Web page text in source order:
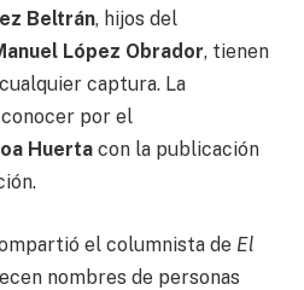
Beltrán, hijos del
López Obrador, tienen
captura. La
por el
Huerta con la publicación
el columnista de El
nombres de personas